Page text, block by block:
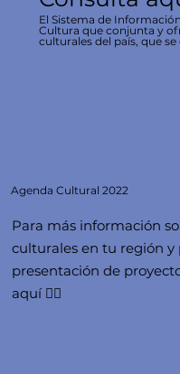
El Sistema de
Cultura que conjunta y
culturales del país, que
Agenda Cultural 2022
Para más información
culturales en tu región y
presentación de
aquí 👇🏻